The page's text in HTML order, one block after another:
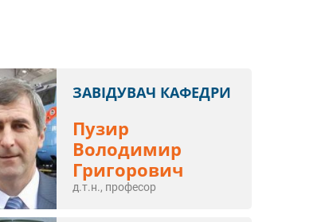
ЗАВІДУВАЧ КАФЕДРИ
Пузир
Володимир
Григорович
д.т.н., професор